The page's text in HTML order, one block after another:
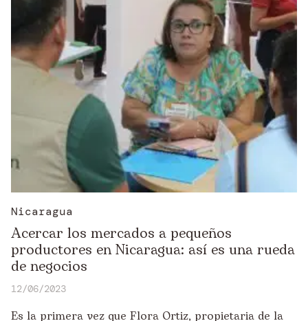
Nicaragua
Acercar los mercados a pequeños
productores en Nicaragua: así es una rueda
de negocios
12/06/2023
Es la primera vez que Flora Ortiz, propietaria de la